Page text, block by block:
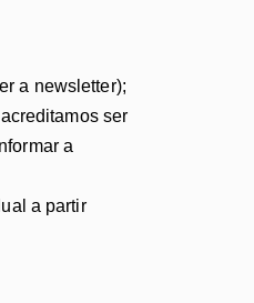
a newsletter);
ser
a
a partir